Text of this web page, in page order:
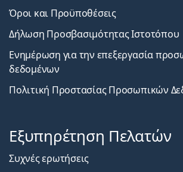
Όροι και Προϋποθέσεις
Δήλωση Προσβασιμότητας Ιστοτόπου
Ενημέρωση για την επεξεργασία
δεδομένων
Πολιτική Προστασίας Προσωπικών
Εξυπηρέτηση Πελατών
Συχνές ερωτήσεις